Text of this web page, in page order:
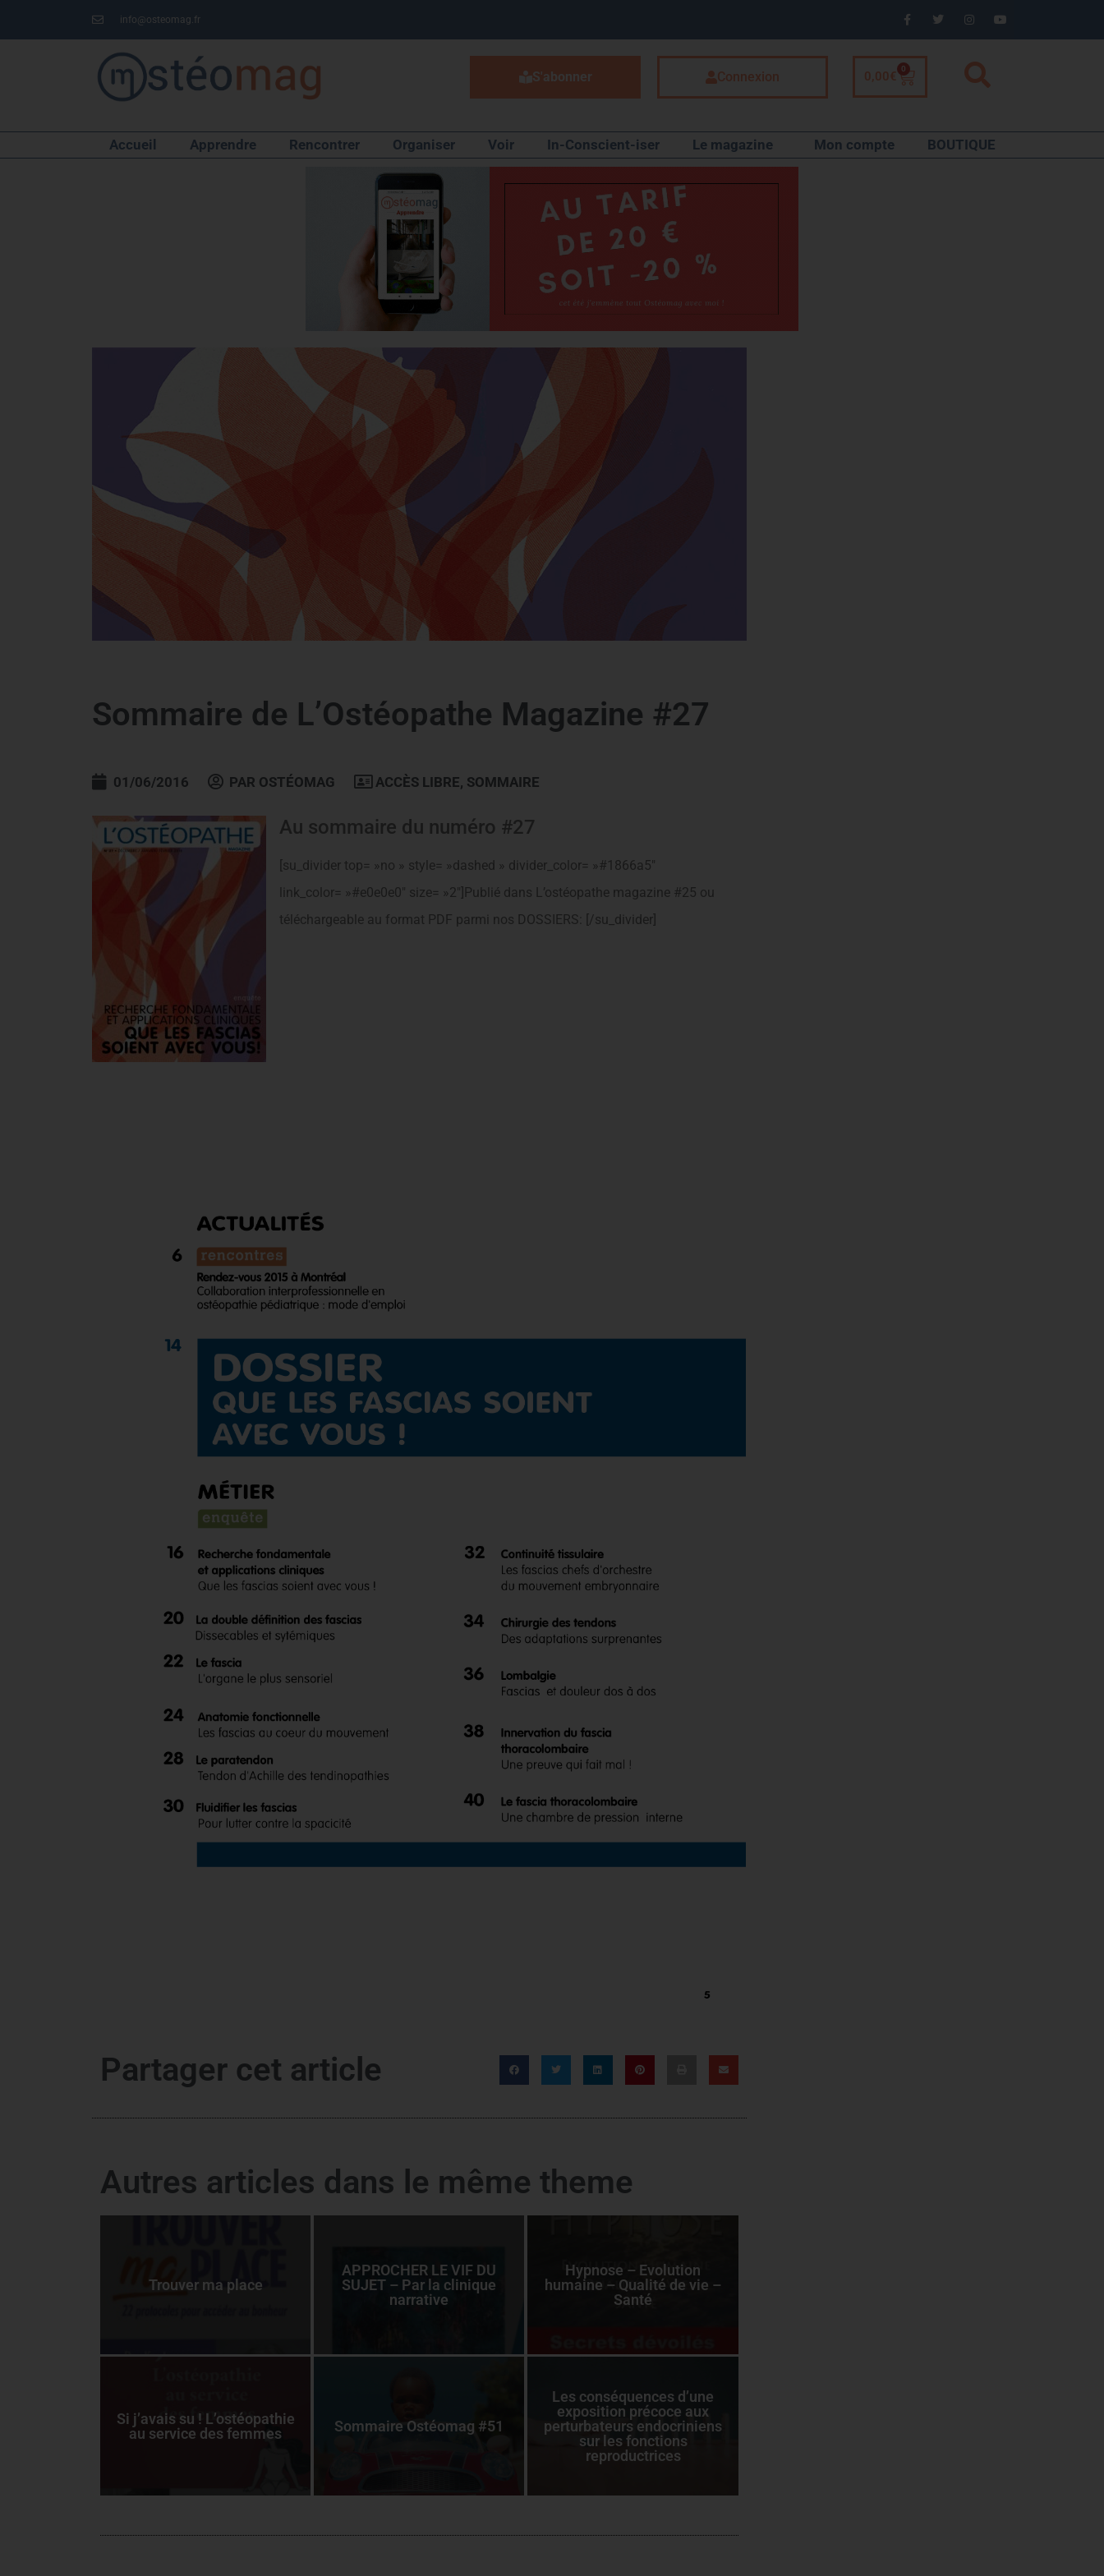
info@osteomag.fr
S'abonner Connexion 0,00€
0
Accueil Apprendre Rencontrer Organiser Voir In-Conscient-iser Le magazine Mon compte BOUTIQUE
Sommaire de L’Ostéopathe Magazine #27
01/06/2016 PAR OSTÉOMAG ACCÈS LIBRE, SOMMAIRE
Au sommaire du numéro #27
[su_divider top= »no » style= »dashed » divider_color= »#1866a5″
link_color= »#e0e0e0″ size= »2″]Publié dans L’ostéopathe magazine #25 ou
téléchargeable au format PDF parmi nos DOSSIERS: [/su_divider]
Partager cet article
Autres articles dans le même theme
Trouver ma place
APPROCHER LE VIF DU
SUJET – Par la clinique
narrative
Hypnose – Evolution
humaine – Qualité de vie –
Santé
Si j’avais su ! L’ostéopathie
au service des femmes
Sommaire Ostéomag #51
Les conséquences d’une
exposition précoce aux
perturbateurs endocriniens
sur les fonctions
reproductrices